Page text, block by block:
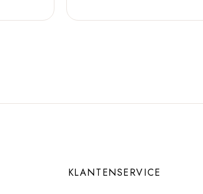
KLANTENSERVICE